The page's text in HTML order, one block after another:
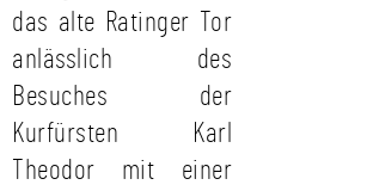
das alte Ratinger Tor
anlässlich des
Besuches der
Kurfürsten Karl
Theodor mit einer